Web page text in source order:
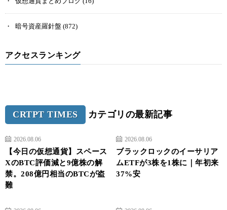
暗号資産羅針盤 (872)
アクセスランキング
CRTPT TIMES カテゴリの最新記事
2026.08.06
【今日の仮想通貨】スペース
XのBTC評価減と9億株の解
禁。208億円相当のBTCが盗
難
2026.08.06
ブラックロックのイーサリア
ムETFが3株を1株に｜年初来
37%安